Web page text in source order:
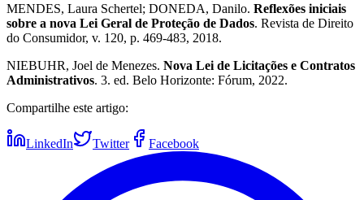
MENDES, Laura Schertel; DONEDA, Danilo. Reflexões iniciais
sobre a nova Lei Geral de Proteção de Dados. Revista de Direito
do Consumidor, v. 120, p. 469-483, 2018.
NIEBUHR, Joel de Menezes. Nova Lei de Licitações e Contratos
Administrativos. 3. ed. Belo Horizonte: Fórum, 2022.
Compartilhe este artigo:
LinkedIn Twitter Facebook